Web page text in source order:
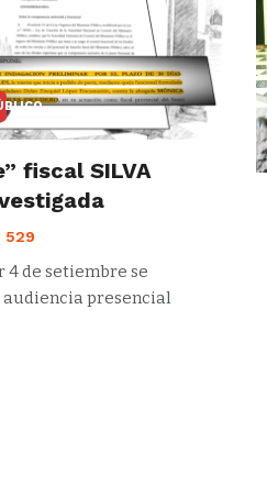
fiscal SILVA
529
4 de setiembre se
presencial